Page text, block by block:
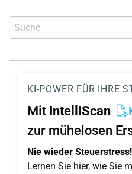
KI-POWER FÜR IHRE
Mit IntelliScan
zur mühelosen
Nie wieder Steuerstress!
Lernen Sie hier, wie Sie